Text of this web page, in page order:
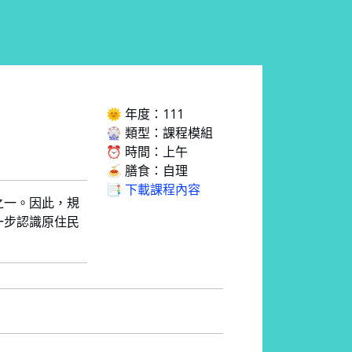
。因此，規
認識原住民
🌞 年度：111
🎡 類型：課程模組
⏰ 時間：上午
🍝 膳食：自理
📑 下載課程內容